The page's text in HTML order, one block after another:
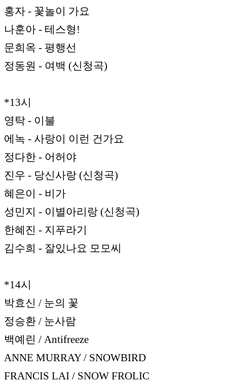
홍자 - 꽃놀이 가요
나훈아 - 테스형!
문희옥 - 평행선
정동원 - 여백 (신청곡)
*13시
영탁 - 이불
에녹 - 사랑이 이런 건가요
정다한 - 어허야
진우 - 당신사랑 (신청곡)
혜은이 - 비가
성민지 - 이별아리랑 (신청곡)
한혜진 - 지푸라기
김수희 - 잘있나요 모모씨
*14시
박효신 / 눈의 꽃
정승환 / 눈사람
백예린 / Antifreeze
ANNE MURRAY / SNOWBIRD
FRANCIS LAI / SNOW FROLIC